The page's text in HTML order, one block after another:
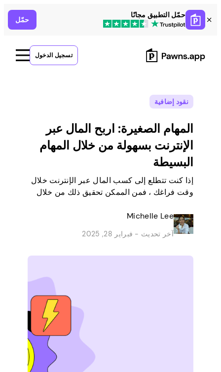
Skip
to
content
حمّل التطبيق مجانًا
حمّل
تسجيل الدخول
نقود إضافية
المهام الصغيرة: اربح المال عبر
الإنترنت بسهولة من خلال المهام
البسيطة
إذا كنت تتطلع إلى كسب المال عبر الإنترنت خلال
وقت فراغك ، فمن الممكن تحقيق ذلك من خلال
الأشخاص مثلك الذين يحولون وظائف سريعة من
راحة منازلهم إلى دخل صخب جانبي ثابت. يتم
تقديم الفرص من قبل الشركات الكبرى التي تحتاج
Michelle Lee
آخر تحديث - فبراير 28, 2025